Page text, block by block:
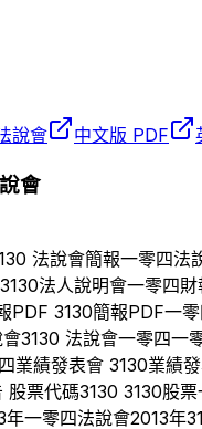
說會 中文版 PDF
會
法說會簡報一零四法
3130法人說明會一零四
PDF 3130簡報PDF一
3130 法說會一零四一
業績發表會 3130業績
股票代碼3130 3130股票
年一零四法說會2013年